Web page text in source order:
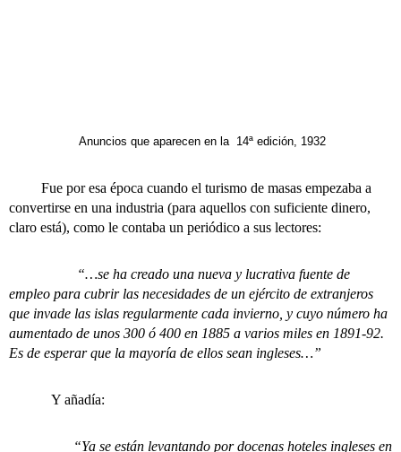
Anuncios que aparecen en la 14ª edición, 1932
Fue por esa época cuando el turismo de masas empezaba a
convertirse en una industria (para aquellos con suficiente dinero,
claro está), como le contaba un periódico a sus lectores:
“…se ha creado una nueva y lucrativa fuente de
empleo para cubrir las necesidades de un ejército de extranjeros
que invade las islas regularmente cada invierno, y cuyo número ha
aumentado de unos 300 ó 400 en 1885 a varios miles en 1891-92.
Es de esperar que la mayoría de ellos sean ingleses…”
Y añadía:
“Ya se están levantando por docenas hoteles ingleses en